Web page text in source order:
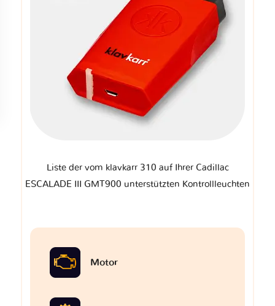
Liste der vom klavkarr 310 auf Ihrer Cadillac
ESCALADE III GMT900 unterstützten Kontrollleuchten
Motor